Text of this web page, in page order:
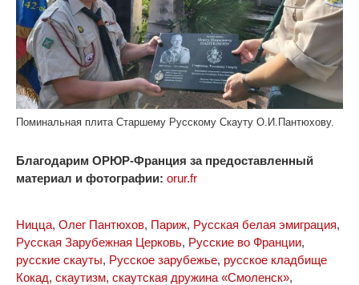
Поминальная плита Старшему Русскому Скауту О.И.Пантюхову.
Благодарим ОРЮР-Франция за предоставленный
материал и фотографии: orur.fr
Ницца, Олег Пантюхов, Париж, Русская белая эмиграция,
Русская Зарубежная Церковь, Русские во Франции,
русские скауты, Русское зарубежье, русское кладбище
Кокад, скаутизм, скаутская дружина «Смоленск»,